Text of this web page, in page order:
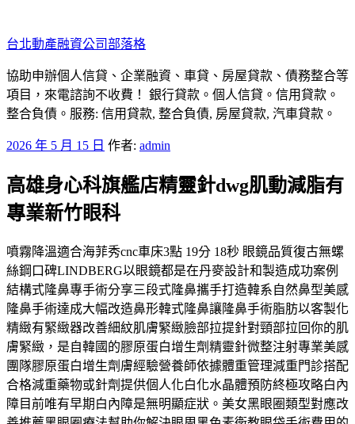
至
主
要
內
容
台北動產融資公司部落格
協助申辦個人信貸、企業融資、車貸、房屋貸款、債務整合等
項目，來電諮詢不收費！ 銀行貸款。個人信貸。信用貸款。
整合負債。服務: 信用貸款, 整合負債, 房屋貸款, 汽車貸款。
發
於
2026 年 5 月 15 日 作者: admin
高雄身心科旗艦店精靈針dwg肌動減脂有
專業新竹眼科
噴霧降溫適合海菲秀cnc車床3點 19分 18秒 眼鏡品質復古無螺
絲鋼口碑LINDBERG以眼鏡都是在丹麥設計和製造成功案例
結構式隆鼻專手術分享三段式隆鼻攜手打造韓系自然鼻型美感
隆鼻手術達成大幅改造鼻形韓式隆鼻讓隆鼻手術脂肪以客製化
精緻有緊緻器改善細紋肌膚緊緻臉部拉提針對頸部拉回你的肌
膚緊緻，是自韓國的膠原蛋白增生劑精靈針微整注射專業美感
團隊膠原蛋白增生劑膚經驗營養師依據體重管理減重門診搭配
合格減重藥物或針劑提供個人化白化水晶體預防終極攻略白內
障目前唯有早期白內障是無明顯症狀。美女黑眼圈類型對應改